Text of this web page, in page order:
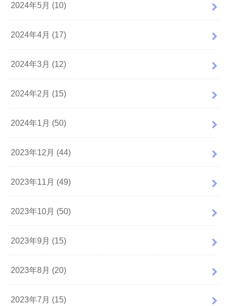
2024年5月 (10)
2024年4月 (17)
2024年3月 (12)
2024年2月 (15)
2024年1月 (50)
2023年12月 (44)
2023年11月 (49)
2023年10月 (50)
2023年9月 (15)
2023年8月 (20)
2023年7月 (15)